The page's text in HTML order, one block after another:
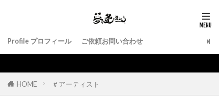
Profile プロフィール ご依頼お問い合わせ
HOME ＃アーティスト